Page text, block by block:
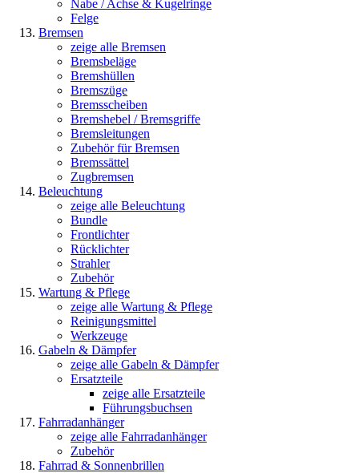
Nabe / Achse & Kugelringe
Felge
Bremsen
zeige alle Bremsen
Bremsbeläge
Bremshüllen
Bremszüge
Bremsscheiben
Bremshebel / Bremsgriffe
Bremsleitungen
Zubehör für Bremsen
Bremssättel
Zugbremsen
Beleuchtung
zeige alle Beleuchtung
Bundle
Frontlichter
Rücklichter
Strahler
Zubehör
Wartung & Pflege
zeige alle Wartung & Pflege
Reinigungsmittel
Werkzeuge
Gabeln & Dämpfer
zeige alle Gabeln & Dämpfer
Ersatzteile
zeige alle Ersatzteile
Führungsbuchsen
Fahrradanhänger
zeige alle Fahrradanhänger
Zubehör
Fahrrad & Sonnenbrillen